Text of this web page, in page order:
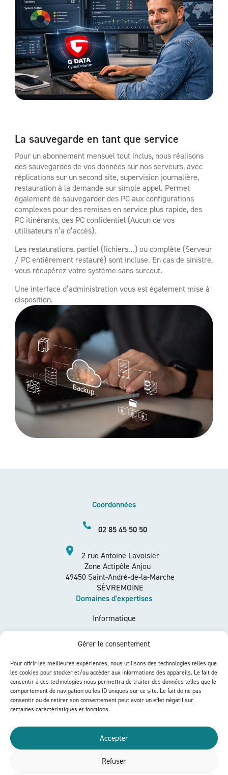
Gérer le consentement
Pour offrir les meilleures expériences, nous utilisons des technologies telles que
les cookies pour stocker et/ou accéder aux informations des appareils. Le fait de
consentir à ces technologies nous permettra de traiter des données telles que le
comportement de navigation ou les ID uniques sur ce site. Le fait de ne pas
consentir ou de retirer son consentement peut avoir un effet négatif sur
certaines caractéristiques et fonctions.
Accepter
Refuser
La sauvegarde en tant que service
Pour un abonnement mensuel tout inclus, nous réalisons
des sauvegardes de vos données sur nos serveurs, avec
réplications sur un second site, supervision journalière,
restauration à la demande sur simple appel. Permet
également de sauvegarder des PC aux configurations
complexes pour des remises en service plus rapide, des
PC itinérants, des PC confidentiel (Aucun de vos
utilisateurs n’a d’accès).
Les restaurations, partiel (fichiers…) ou complète (Serveur
/ PC entièrement restauré) sont incluse. En cas de sinistre,
vous récupérez votre système sans surcout.
Une interface d’administration vous est également mise à
disposition.
Coordonnées
02 85 45 50 50
2 rue Antoine Lavoisier
Zone Actipôle Anjou
49450 Saint-André-de-la-Marche
SÈVREMOINE
Domaines d'expertises
Informatique
Télécom
Sécurité
Gestion de parcs informatiques
Liens utiles
Accueil
Qui sommes-nous ?
Nous contacter